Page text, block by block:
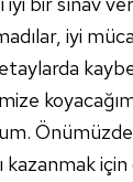
iyi
kazanmak